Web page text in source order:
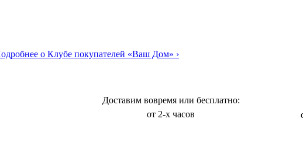
о Клубе покупателей «Ваш Дом» ›
Доставим вовремя или бесплатно:
от 2-х часов